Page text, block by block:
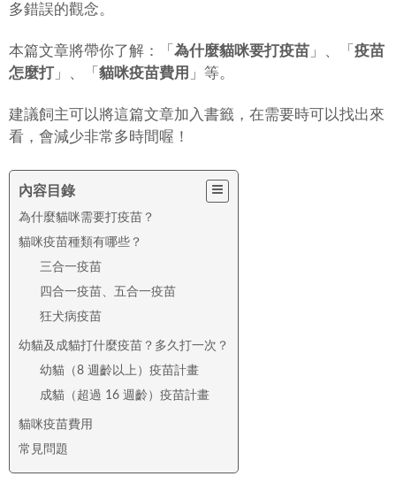
多錯誤的觀念。
本篇文章將帶你了解：「 為什麼貓咪要打疫苗 」、「 疫苗
怎麼打」、「 貓咪疫苗費用 」等。
建議飼主可以將這篇文章加入書籤，在需要時可以找出來
看，會減少非常多時間喔！
內容目錄
為什麼貓咪需要打疫苗？
貓咪疫苗種類有哪些？
三合一疫苗
四合一疫苗、五合一疫苗
狂犬病疫苗
幼貓及成貓打什麼疫苗？多久打一次？
幼貓（8 週齡以上）疫苗計畫
成貓（超過 16 週齡）疫苗計畫
貓咪疫苗費用
常見問題